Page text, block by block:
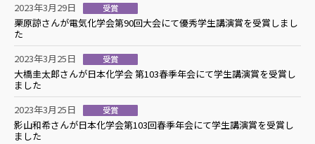
2023年3月29日
受賞
栗原諒さんが電気化学会第90回大会にて優秀学生講演賞を受賞しまし
た
2023年3月25日
受賞
大橋圭太郎さんが日本化学会 第103春季年会にて学生講演賞を受賞し
ました
2023年3月25日
受賞
影山和希さんが日本化学会第103回春季年会にて学生講演賞を受賞し
ました